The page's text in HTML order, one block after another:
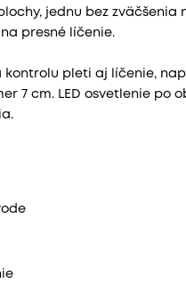
jednu bez zväčšenia
presné líčenie.
kontrolu pleti aj líčenie,
7 cm. LED osvetlenie po